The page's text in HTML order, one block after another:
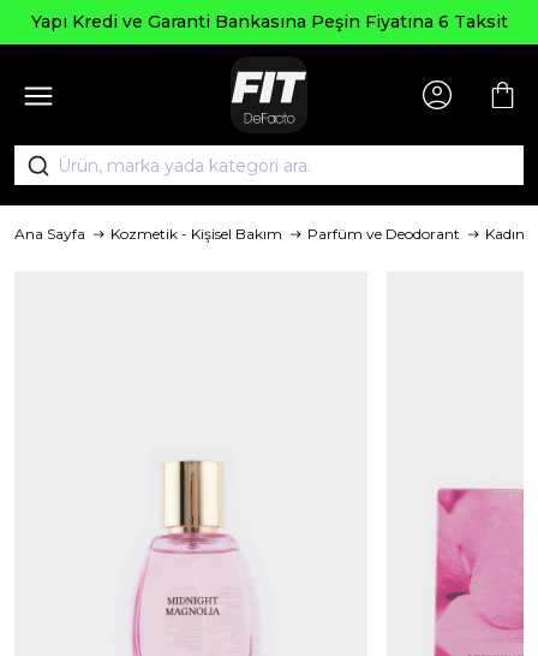
Yapı Kredi ve Garanti Bankasına Peşin Fiyatına 6 Taksit
Ana Sayfa Kozmetik - Kişisel Bakım Parfüm ve Deodorant Kadın